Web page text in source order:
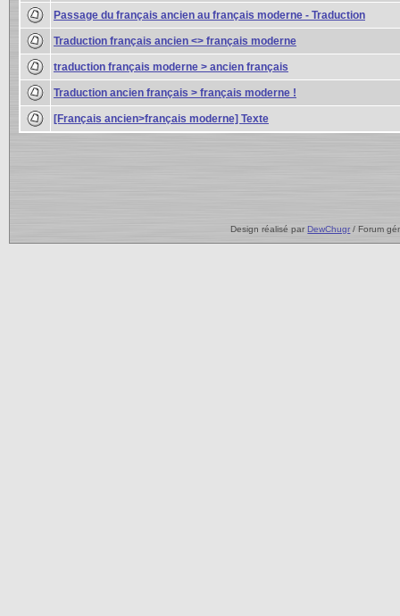
Passage du français ancien au français moderne - Traduction
Traduction français ancien <> français moderne
traduction français moderne > ancien français
Traduction ancien français > français moderne !
[Français ancien>français moderne] Texte
Design réalisé parDewChugr / Forum